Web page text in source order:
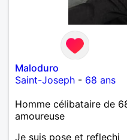
Maloduro
Saint-Joseph - 68 ans
Homme célibataire de
amoureuse
Je suis pose et reflechi